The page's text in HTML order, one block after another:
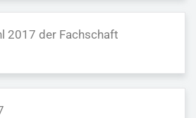
2017 der Fachschaft